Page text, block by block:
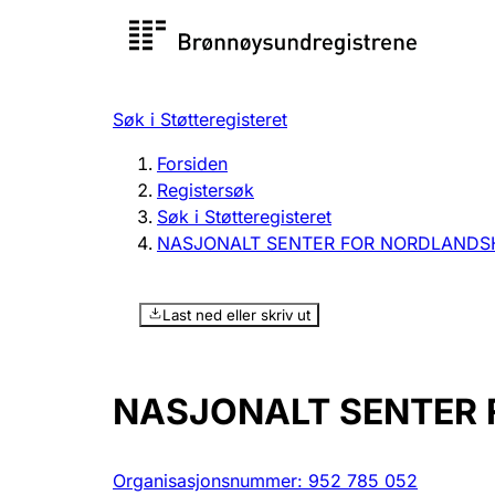
Registersøk
Registrere, endre, slette
Søk i Støtteregisteret
Forsiden
Registersøk
Søk i Støtteregisteret
NASJONALT SENTER FOR
Last ned eller skriv ut
NASJONALT SENTER
Organisasjonsnummer: 952 785 052